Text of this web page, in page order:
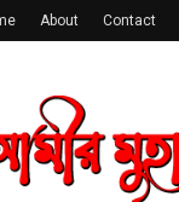
About Contact